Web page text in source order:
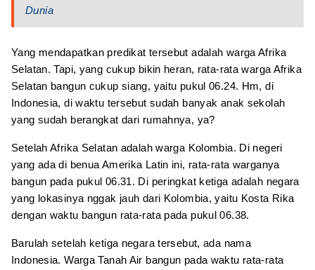
Dunia
Yang mendapatkan predikat tersebut adalah warga Afrika
Selatan. Tapi, yang cukup bikin heran, rata-rata warga Afrika
Selatan bangun cukup siang, yaitu pukul 06.24. Hm, di
Indonesia, di waktu tersebut sudah banyak anak sekolah
yang sudah berangkat dari rumahnya, ya?
Setelah Afrika Selatan adalah warga Kolombia. Di negeri
yang ada di benua Amerika Latin ini, rata-rata warganya
bangun pada pukul 06.31. Di peringkat ketiga adalah negara
yang lokasinya nggak jauh dari Kolombia, yaitu Kosta Rika
dengan waktu bangun rata-rata pada pukul 06.38.
Barulah setelah ketiga negara tersebut, ada nama
Indonesia. Warga Tanah Air bangun pada waktu rata-rata